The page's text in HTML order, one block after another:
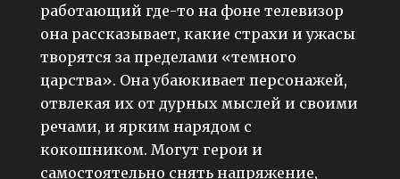
работающий где-то на фоне телевизор
она рассказывает, какие страхи и ужасы
творятся за пределами «темного
царства». Она убаюкивает персонажей,
отвлекая их от дурных мыслей и своими
речами, и ярким нарядом с
кокошником. Могут герои и
самостоятельно снять напряжение,